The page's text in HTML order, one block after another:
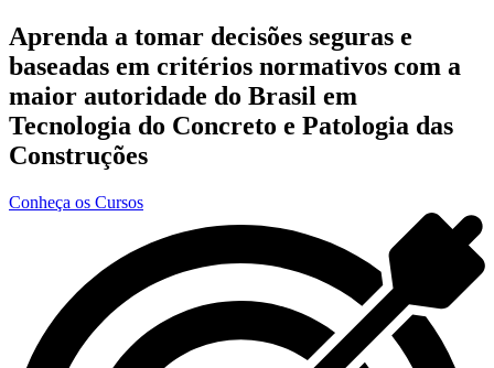
Aprenda a tomar decisões seguras e
baseadas em critérios normativos com a
maior autoridade do Brasil em
Tecnologia do Concreto e Patologia das
Construções
Conheça os Cursos